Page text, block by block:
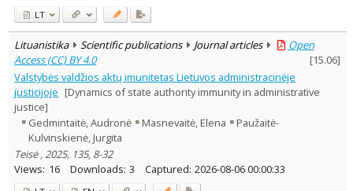
LT
Lituanistika Scientific publications Journal articles
Open
Access (CC) BY 4.0
[15.06]
Valstybės valdžios aktų imunitetas Lietuvos administracinėje
justicijoje [Dynamics of state authority immunity in administrative
justice]
Gedmintaitė, Audronė
Masnevaitė, Elena
Paužaitė-
Kulvinskienė, Jurgita
Teisė , 2025, 135, 8-32
Views: 16 Downloads: 3 Captured: 2026-08-06 00:00:33